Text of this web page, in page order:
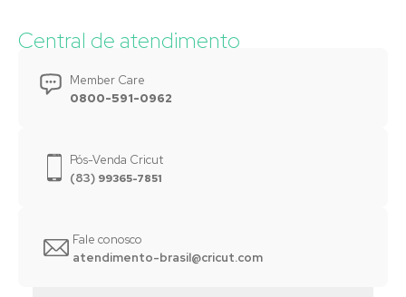
Central de atendimento
Member Care
0800-591-0962
Pós-Venda Cricut
(83) 99365-7851
Fale conosco
atendimento-brasil@cricut.com